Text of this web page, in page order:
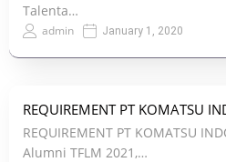
Talenta…
admin January 1, 2020
REQUIREMENT PT KOMATSU
REQUIREMENT PT KOMATSU
Alumni TFLM 2021,…